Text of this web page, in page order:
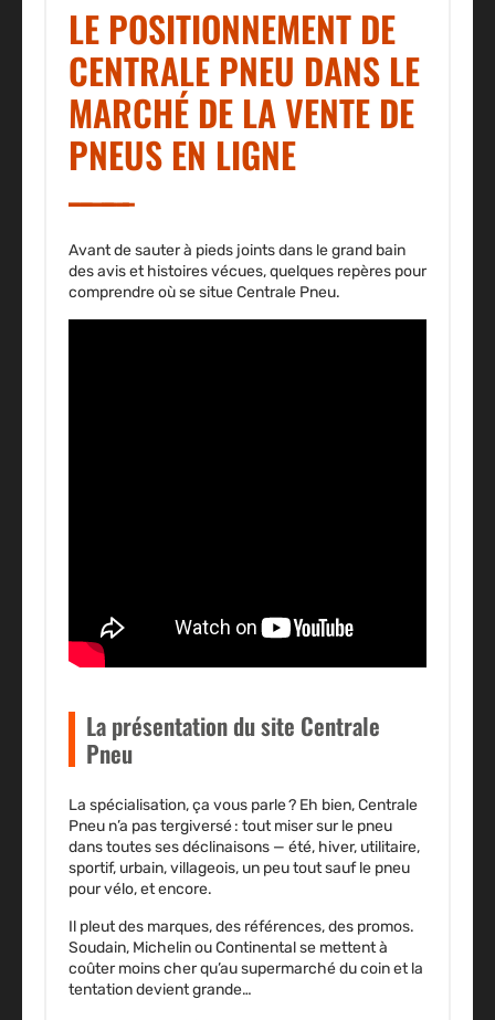
LE POSITIONNEMENT DE
CENTRALE PNEU DANS LE
MARCHÉ DE LA VENTE DE
PNEUS EN LIGNE
Avant de sauter à pieds joints dans le grand bain
des avis et histoires vécues, quelques repères pour
comprendre où se situe Centrale Pneu.
La présentation du site Centrale
Pneu
La spécialisation, ça vous parle ? Eh bien, Centrale
Pneu n’a pas tergiversé : tout miser sur le pneu
dans toutes ses déclinaisons — été, hiver, utilitaire,
sportif, urbain, villageois, un peu tout sauf le pneu
pour vélo, et encore.
Il pleut des marques, des références, des promos.
Soudain, Michelin ou Continental se mettent à
coûter moins cher qu’au supermarché du coin et la
tentation devient grande…